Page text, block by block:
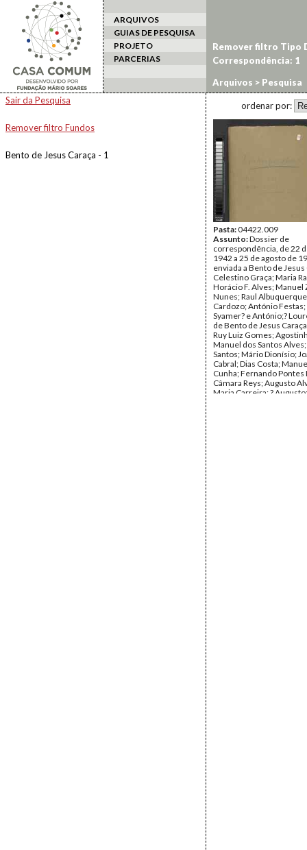
ARQUIVOS
GUIAS DE PESQUISA
PROJETO
PARCERIAS
Arquivos > Pesquisa
Sair da Pesquisa
Remover filtro Fundos
Bento de Jesus Caraça - 1
Remover filtro Tipo
Correspondência: 1
ordenar por:
Pasta:04422.009
Assunto:Dossier de
correspondência, de 22
1942 a 25 de agosto de
enviada a Bento de Jesus
Celestino Graça; Maria
Horácio F. Alves; Manuel
Nunes; Raul
Cardozo; António
Syamer? e António;?
de Bento de Jesus
Ruy Luiz Gomes;
Manuel dos Santos
Santos; Mário Dionísio;
Cabral; Dias Costa;
Cunha; Fernando Pontes
Câmara Reys; Augusto
Maria Carreira; ?